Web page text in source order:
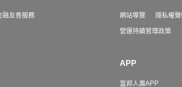
融友善服務 網站導覽 隱私權聲
營運持續管理政策
APP
富邦人壽APP